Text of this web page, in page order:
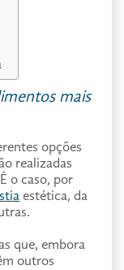
mais
opções
realizadas
o caso, por
estética, da
que, embora
outros